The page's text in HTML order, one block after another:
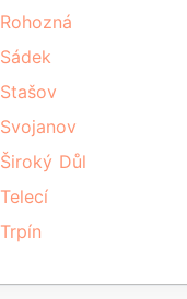
Rohozná
Sádek
Stašov
Svojanov
Široký Důl
Telecí
Trpín